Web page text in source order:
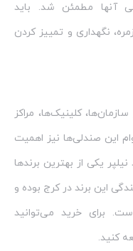
آنها مطمئن شد. باید
نگهداری و تمییز کردن
کلینیک‌ها، مراکز
این صندلی‌ها نیز اهمیت
یکی از بهترین برندها
این برند در کرج بوده و
برای خرید می‌توانید
کنید.